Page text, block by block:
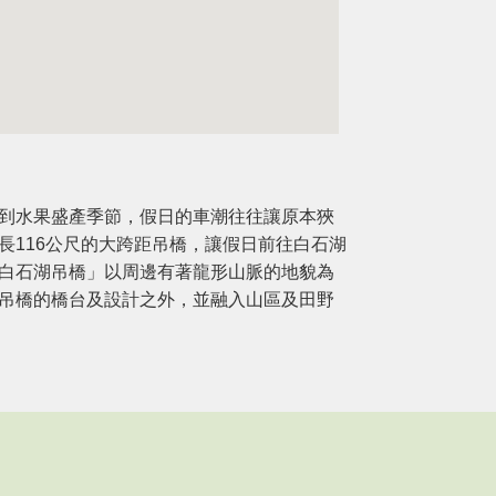
水果盛產季節，假日的車潮往往讓原本狹
116公尺的大跨距吊橋，讓假日前往白石湖
石湖吊橋」以周邊有著龍形山脈的地貌為
橋的橋台及設計之外，並融入山區及田野